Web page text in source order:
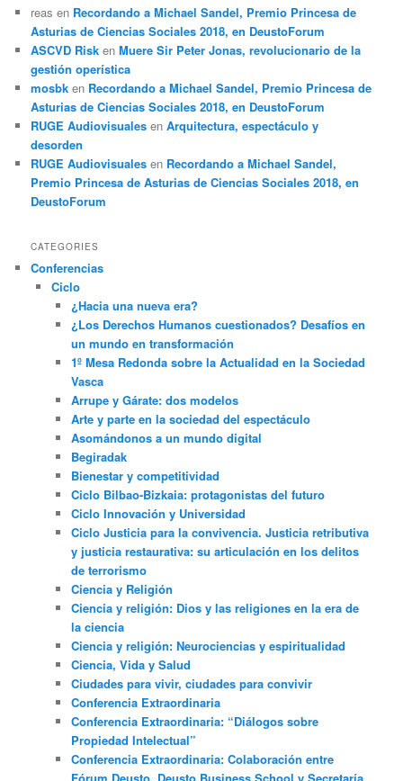
reas en Recordando a Michael Sandel, Premio Princesa de
Asturias de Ciencias Sociales 2018, en DeustoForum
ASCVD Risk enMuere Sir Peter Jonas, revolucionario de la
gestión operística
mosbk en Recordando a Michael Sandel, Premio Princesa de
Asturias de Ciencias Sociales 2018, en DeustoForum
RUGE Audiovisuales enArquitectura, espectáculo y
desorden
RUGE Audiovisuales en Recordando a Michael Sandel,
Premio Princesa de Asturias de Ciencias Sociales 2018, en
DeustoForum
CATEGORIES
Conferencias
Ciclo
¿Hacia una nueva era?
¿Los Derechos Humanos cuestionados? Desafíos en
un mundo en transformación
1º Mesa Redonda sobre la Actualidad en la Sociedad
Vasca
Arrupe y Gárate: dos modelos
Arte y parte en la sociedad del espectáculo
Asomándonos a un mundo digital
Begiradak
Bienestar y competitividad
Ciclo Bilbao-Bizkaia: protagonistas del futuro
Ciclo Innovación y Universidad
Ciclo Justicia para la convivencia. Justicia retributiva
y justicia restaurativa: su articulación en los delitos
de terrorismo
Ciencia y Religión
Ciencia y religión: Dios y las religiones en la era de
la ciencia
Ciencia y religión: Neurociencias y espiritualidad
Ciencia, Vida y Salud
Ciudades para vivir, ciudades para convivir
Conferencia Extraordinaria
Conferencia Extraordinaria: “Diálogos sobre
Propiedad Intelectual”
Conferencia Extraordinaria: Colaboración entre